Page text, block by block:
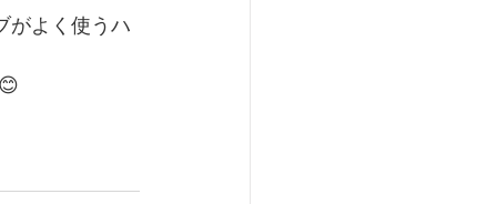
がよく使うハ